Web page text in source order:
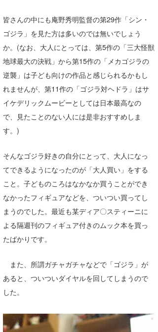
皆さんの中にも庵野秀明監督の第29作「シン・
ゴジラ」を見た方は多いのでは無いでしょう
か。(なお、大人にとっては、第5作の「三大怪獣
地球最大の決戦」から第15作の「メカゴジラの
逆襲」は子ども向けの作品と感じられるかもし
れませんが、第11作の「ゴジラ対ヘドラ」はサ
イケデリックムービーとしては日本最高なの
で、見たことのない人には是非おすすめしま
す。)
そんなゴジラ好きの自分にとって、大人になっ
てできるようになったのが「大人買い」をする
こと。子どものころはなかなか買うことができ
なかったフィギュアなどを、ついつい買ってし
まうのでした。最近も某ディア〇スティーニに
よる隔週刊のフィギュア付きのムック本を買っ
たばかりです。
また、所謂ガチャガチャなどで「ゴジラ」が
あると、ついついダイヤルを回してしまうので
した。
S.K
Soulman
VAGY
YUKI☆
三輪予報士
上田純子
上條将美
唐澤予報士
米山予報士